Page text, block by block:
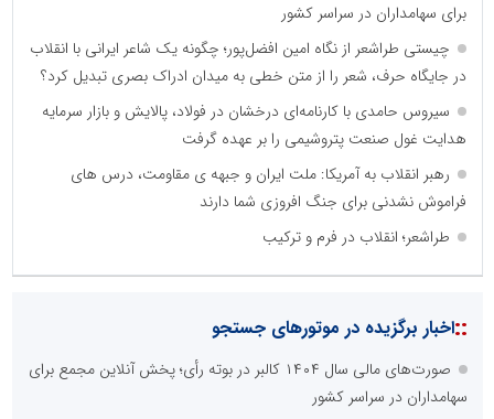
برای سهامداران در سراسر کشور
چیستی طراشعر از نگاه امین افضل‌پور؛ چگونه یک شاعر ایرانی با انقلاب
در جایگاه حرف، شعر را از متن خطی به میدان ادراک بصری تبدیل کرد؟
سیروس حامدی با کارنامه‌ای درخشان در فولاد، پالایش و بازار سرمایه
هدایت غول صنعت پتروشیمی را بر عهده گرفت
رهبر انقلاب به آمریکا: ملت ایران و جبهه ی مقاومت، درس های
فراموش نشدنی برای جنگ افروزی شما دارند
طراشعر؛ انقلاب در فرم و ترکیب
::اخبار برگزیده در موتورهای جستجو
صورت‌های مالی سال ۱۴۰۴ کالبر در بوته رأی؛ پخش آنلاین مجمع برای
سهامداران در سراسر کشور